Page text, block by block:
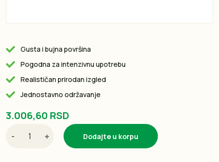
Gusta i bujna površina
Pogodna za intenzivnu upotrebu
Realističan prirodan izgled
Jednostavno održavanje
3.006,60 RSD
- + Dodajte u korpu